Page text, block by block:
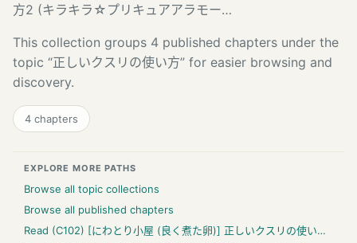
方2 (キラキラ☆プリキュアアラモー…
This collection groups 4 published chapters under the
topic “正しいクスリの使い方” for easier browsing and
discovery.
4 chapters
EXPLORE MORE PATHS
Browse all topic collections
Browse all published chapters
Read (C102) [にわとり小屋 (良く煮た卵)] 正しいクスリの使い方2 (キラキラ☆プリキュアアラモード)